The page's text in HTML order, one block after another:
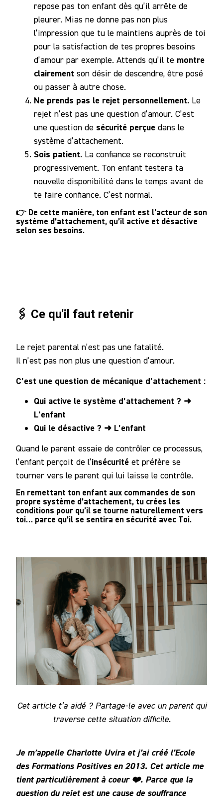
repose pas ton enfant dès qu’il arrête de
pleurer. Mias ne donne pas non plus
l’impression que tu le maintiens auprès de toi
pour la satisfaction de tes propres besoins
d’amour par exemple. Attends qu’il te montre
clairement son désir de descendre, être posé
ou passer à autre chose.
Ne prends pas le rejet personnellement. Le
rejet n’est pas une question d’amour. C’est
une question de sécurité perçue dans le
système d’attachement.
Sois patient. La confiance se reconstruit
progressivement. Ton enfant testera ta
nouvelle disponibilité dans le temps avant de
te faire confiance. C’est normal.
👉 De cette manière, ton enfant est l’acteur de son
système d’attachement, qu’il active et désactive
selon ses besoins.
🖇️ Ce qu'il faut retenir
Le rejet parental n’est pas une fatalité.
Il n’est pas non plus une question d’amour.
C’est une question de mécanique d’attachement :
Qui active le système d’attachement ? ➜
L’enfant
Qui le désactive ? ➜ L’enfant
Quand le parent essaie de contrôler ce processus,
l’enfant perçoit de l’insécurité et préfère se
tourner vers le parent qui lui laisse le contrôle.
En remettant ton enfant aux commandes de son
propre système d’attachement, tu crées les
conditions pour qu’il se tourne naturellement vers
toi… parce qu’il se sentira en sécurité avec Toi.
Cet article t’a aidé ? Partage-le avec un parent qui
traverse cette situation difficile.
Je m’appelle Charlotte Uvira et j’ai créé l’Ecole
des Formations Positives en 2013. Cet article me
tient particulièrement à coeur ❤️. Parce que la
question du rejet est une cause de souffrance